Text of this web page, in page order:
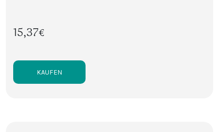
15,37€
KAUFEN